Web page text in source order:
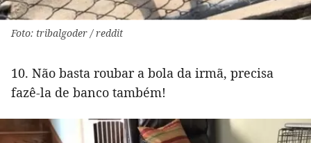
Foto: tribalgoder / reddit
10. Não basta roubar a bola da irmã, precisa
fazê-la de banco também!